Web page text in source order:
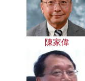
陳家偉